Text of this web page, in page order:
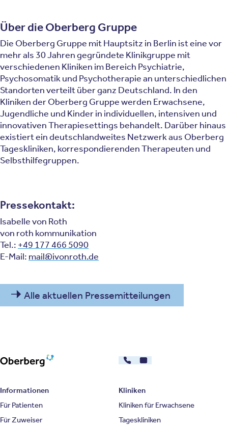
Über die Oberberg Gruppe
Die Oberberg Gruppe mit Hauptsitz in Berlin ist eine vor
mehr als 30 Jahren ge­gründete Klinikgruppe mit
verschiedenen Kliniken im Bereich Psychiatrie,
Psychosomatik und Psychothe­rapie an unterschiedlichen
Standorten verteilt über ganz Deutschland. In den
Kliniken der Oberberg Gruppe werden Erwachsene,
Jugendliche und Kinder in individuellen, intensiven und
innovativen Therapiesettings behandelt. Darüber hinaus
existiert ein deutschland­weites Netzwerk aus Oberberg
Tageskliniken, korres­pondierenden Therapeuten und
Selbsthilfe­gruppen.
Pressekontakt:
Isabelle von Roth
von roth kommunikation
Tel.: +49 177 466 5090
E-Mail: mail@ivonroth.de
Alle aktuellen Pressemitteilungen
030 - 26478607
Kontakt
Informationen
Für Patienten
Für Zuweiser
Kliniken
Kliniken für Erwachsene
Tageskliniken